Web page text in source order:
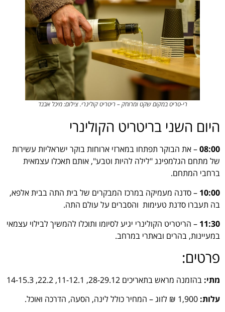
רי-טריט במקום שקט ומרוחק – ריטריט קולינרי. צילום: מיכל אבנד
היום השני בריטריט הקולינרי
08:00– את הבוקר תפתחו במארזי ארוחות בוקר ישראליות עשירות
של מתחם הגלמפינג "לילה להיות וטבע", אותם תאכלו עצמאית
ברחבי המתחם.
10:00 – סדנה מעמיקה במרכז המבקרים של בית התה בבית אלפא,
בה תעברו סדנת טעימות והסברים על עולם התה.
11:30 – הריטריט הקולינרי יגיע לסיומו ותוכלו להמשיך לבילוי עצמאי
במעיינות, בהרים ובאתרי במרחב.
פרטים:
מתי: בהזמנה מראש בתאריכים 28-29.12, 11-12.1, 22.2, 14-15.3
עלות: